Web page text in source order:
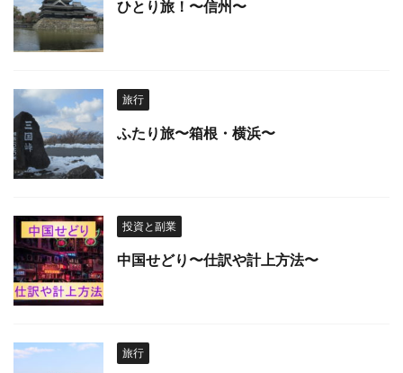
ひとり旅！〜信州〜
旅行
ふたり旅〜箱根・横浜〜
投資と副業
中国せどり〜仕訳や計上方法〜
旅行